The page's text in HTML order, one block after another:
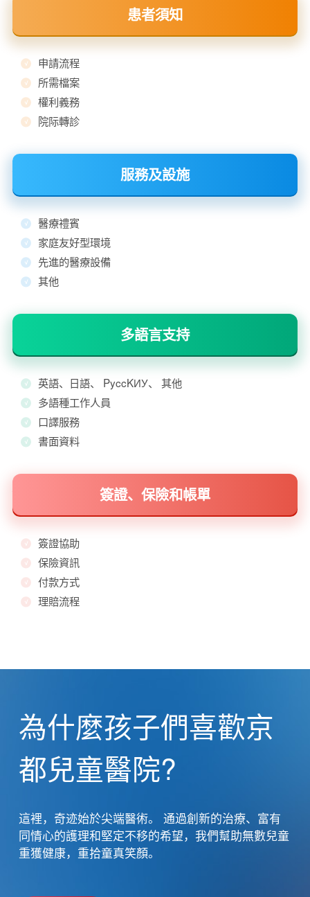
患者須知
申請流程
所需檔案
權利義務
院际轉診
服務及設施
醫療禮賓
家庭友好型環境
先進的醫療設備
其他
多語言支持
英語、日語、 PyccKИУ、 其他
多語種工作人員
口譯服務
書面資料
簽證、保險和帳單
簽證協助
保險資訊
付款方式
理賠流程
為什麼孩子們喜歡京
都兒童醫院?
這裡，奇迹始於尖端醫術。 通過創新的治療、富有
同情心的護理和堅定不移的希望，我們幫助無數兒童
重獲健康，重拾童真笑顏。